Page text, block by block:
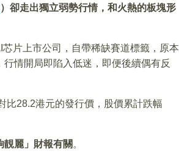
）卻走出獨立弱勢行情，和火熱的板塊形
片上市公司，自帶稀缺賽道標籤，原本
情開局即陷入低迷，即便後續偶有反
比28.2港元的發行價，股價累計跌幅
靚麗」財報有關 。